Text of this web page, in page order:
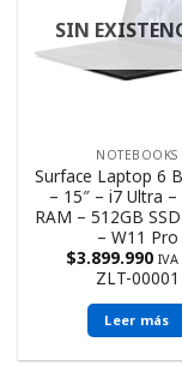
SIN
NOTEBOOKS
Surface Laptop 6
– 15″ – i7 Ultra –
RAM – 512GB
– W11 Pro
$3.899.990
ZLT-00001
Leer más